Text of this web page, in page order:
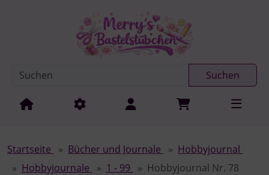
Springe zur Navigation
Suchen
Startseite Bücher und Journale
Hobbyjournal
Hobbyjournale
1 - 99 Hobbyjournal Nr. 78